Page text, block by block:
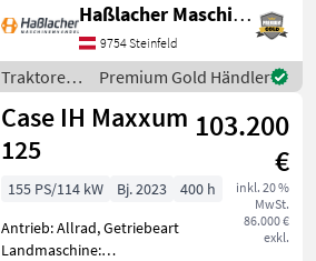
Zapfwellendrehzahl:
540/540E/1000/1000E,
Höchstgeschwindigkeit in
km/h: 50 km/h, Aufla
Haßlacher Maschinenhandel
9754 Steinfeld
Traktoren
/ Case IH
Premium Gold Händler
Case IH Maxxum
125
103.200
€
inkl. 20 %
MwSt.
86.000 €
exkl.
155 PS/114 kW Bj. 2023
400 h
Antrieb: Allrad, Getriebeart
Landmaschine: